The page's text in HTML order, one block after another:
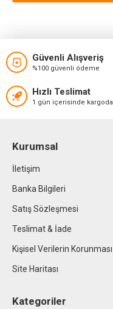
Güvenli Alışveriş
%100 güvenli ödeme
Hızlı Teslimat
1 gün içerisinde kargoda
Kurumsal
İletişim
Banka Bilgileri
Satış Sözleşmesi
Teslimat & İade
Kişisel Verilerin Korunması
Site Haritası
Kategoriler